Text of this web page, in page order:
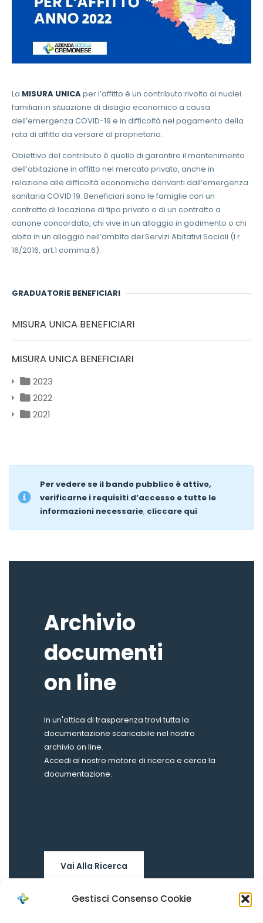
Gestisci Consenso Cookie
La MISURA UNICAper l’affitto è un contributo rivolto ai nuclei
familiari in situazione di disagio economico a causa
dell’emergenza COVID-19 e in difficoltà nel pagamento della
rata di affitto da versare al proprietario.
Obiettivo del contributo è quello di garantire il mantenimento
dell’abitazione in affitto nel mercato privato, anche in
relazione alle difficoltà economiche derivanti dall’emergenza
sanitaria COVID 19. Beneficiari sono le famiglie con un
contratto di locazione di tipo privato o di un contratto a
canone concordato, chi vive in un alloggio in godimento o chi
abita in un alloggio nell’ambito dei Servizi Abitativi Sociali (l.r.
16/2016, art.1 comma.6).
GRADUATORIE BENEFICIARI
MISURA UNICA BENEFICIARI
MISURA UNICA BENEFICIARI
2023
2022
2021
Per vedere se il bando pubblico è attivo,
verificarne i requisiti d’accesso e tutte le
informazioni necessarie, cliccare qui
Archivio
documenti
on line
In un'ottica di trasparenza trovi tutta la
documentazione scaricabile nel nostro
archivio on line.
Accedi al nostro motore di ricerca e cerca la
documentazione.
Vai Alla Ricerca